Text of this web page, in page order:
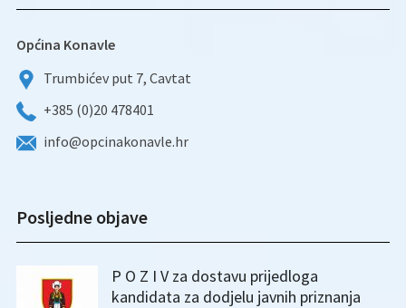
Općina Konavle
Trumbićev put 7, Cavtat
+385 (0)20 478401
info@opcinakonavle.hr
Posljedne objave
P O Z I V za dostavu prijedloga
kandidata za dodjelu javnih priznanja